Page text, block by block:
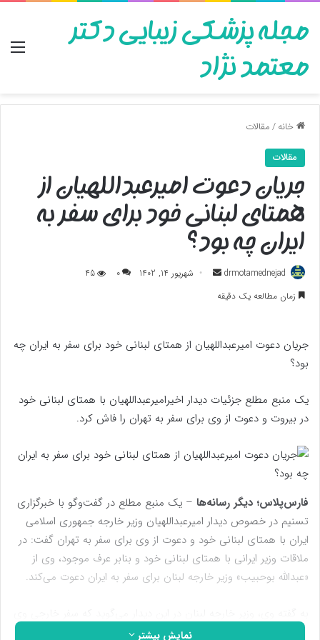
مجله پزشکی زیبایی دکتر
معتمد نژاد
خانه/مقالات
مقالات
جریان دعوت امیرعبداللهیان از
همتای لبنانی خود برای سفر به
ایران چه بود؟
drmotamednejad
ارسال شهریور 14, 1402 0
45
زمان مطالعه یک دقیقه
جریان دعوت امیرعبداللهیان از همتای لبنانی خود برای سفر به ایران چه
بود؟
یک منبع مطلع جزئیات دیدار اخیرامیرعبداللهیان با همتای لبنانی خود
در بیروت و دعوت از وی برای سفر به تهران را فاش کرد.
فارس‌پلاس؛ دیگر رسانه‌ها – یک منبع مطلع در گفت‌وگو با خبرگزاری
تسنیم در خصوص دیدار امیرعبداللهیان وزیر خارجه جمهوری اسلامی
ایران با همتای لبنانی خود و دعوت از وی برای سفر به تهران گفت: در
ملاقات وزیر ایرانی با همتای لبنانی خود و بنابر عرف موجود، وی از
«عبدالله بوحبیب» وزیر خارجه لبنان برای سفر به ایران دعوت می‌کند.
باید در هیأت وزیران تصویب و توسط نخست وزیر ابلاغ شود. وی
نمایش بیشتر